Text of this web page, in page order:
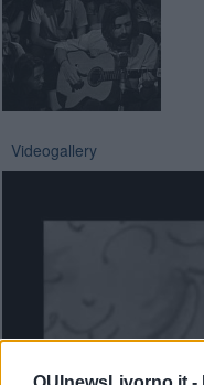
Videogallery